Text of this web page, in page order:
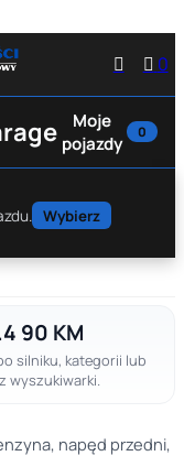

 0
Moje
pojazdy
0
Wybierz
90 KM
silniku, kategorii lub
wyszukiwarki.
napęd przedni,